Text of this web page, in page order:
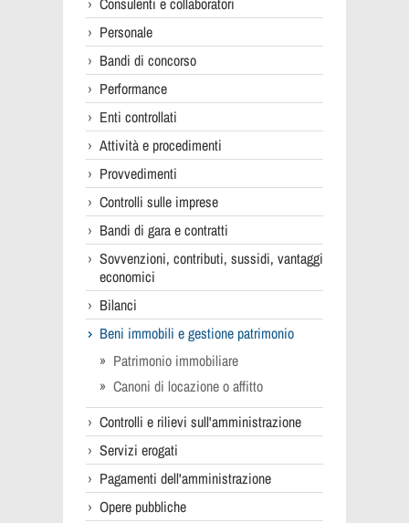
Personale
Bandi di concorso
Performance
Enti controllati
Attività e procedimenti
Provvedimenti
Controlli sulle imprese
Bandi di gara e contratti
Sovvenzioni, contributi, sussidi, vantaggi
economici
Bilanci
Beni immobili e gestione patrimonio
Patrimonio immobiliare
Canoni di locazione o affitto
Controlli e rilievi sull'amministrazione
Servizi erogati
Pagamenti dell'amministrazione
Opere pubbliche